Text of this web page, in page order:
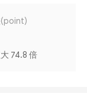
74.8 倍